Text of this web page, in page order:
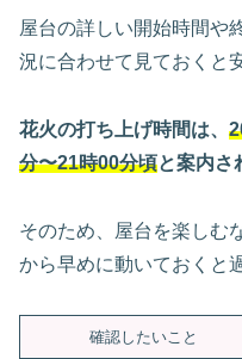
屋台の詳しい開始時間や
況に合わせて見ておくと
花火の打ち上げ時間は、
分〜21時00分頃と案内さ
そのため、屋台を楽しむ
から早めに動いておくと
確認したいこと